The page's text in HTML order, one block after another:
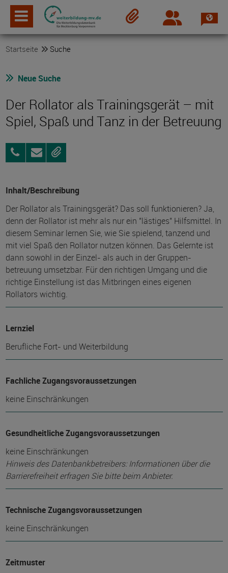
Login
Startseite Suche
Neue Suche
Der Rollator als Trainingsgerät – mit
Spiel, Spaß und Tanz in der Betreuung
0381
8017554
AnfragenMerken
Inhalt/Beschreibung
Der Rollator als Trainingsgerät? Das soll funktionieren? Ja,
denn der Rollator ist mehr als nur ein "lästiges" Hilfsmittel. In
diesem Seminar lernen Sie, wie Sie spielend, tanzend und
mit viel Spaß den Rollator nutzen können. Das Gelernte ist
dann sowohl in der Einzel- als auch in der Gruppen-
betreuung umsetzbar. Für den richtigen Umgang und die
richtige Einstellung ist das Mitbringen eines eigenen
Rollators wichtig.
Lernziel
Berufliche Fort- und Weiterbildung
Fachliche Zugangsvoraussetzungen
keine Einschränkungen
Gesundheitliche Zugangsvoraussetzungen
keine Einschränkungen
Hinweis des Datenbankbetreibers: Informationen über die
Barrierefreiheit erfragen Sie bitte beim Anbieter.
Technische Zugangsvoraussetzungen
keine Einschränkungen
Zeitmuster